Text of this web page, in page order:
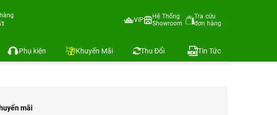
VIP
Hệ Thống
Showroom
Tra cứu
đơn hàng
Phụ kiện Khuyến Mãi Thu Đổi Tin Tức
mãi